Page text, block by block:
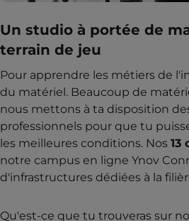
Un studio à portée de
terrain de jeu
Pour apprendre les métiers de
du matériel. Beaucoup de
nous mettons à ta disposition
professionnels pour que tu
les meilleures conditions. Nos 13
notre campus en ligne Ynov
d'infrastructures dédiées à la
Qu'est-ce que tu trouveras sur